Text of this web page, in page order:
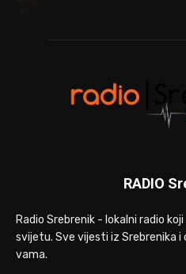
RADIO
Radio Srebrenik - lokalni radio
svijetu. Sve vijesti iz Srebrenika i
vama.